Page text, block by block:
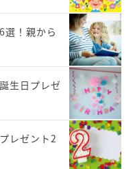
選！親から
生日プレゼ
レゼント2